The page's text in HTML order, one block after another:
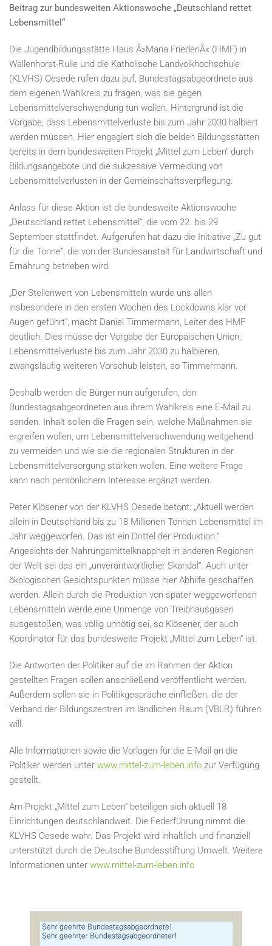
Beitrag zur bundesweiten Aktionswoche „Deutschland rettet
Lebensmittel“
Die Jugendbildungsstätte Haus Â»Maria FriedenÂ« (HMF) in
Wallenhorst-Rulle und die Katholische Landvolkhochschule
(KLVHS) Oesede rufen dazu auf, Bundestagsabgeordnete aus
dem eigenen Wahlkreis zu fragen, was sie gegen
Lebensmittelverschwendung tun wollen. Hintergrund ist die
Vorgabe, dass Lebensmittelverluste bis zum Jahr 2030 halbiert
werden müssen. Hier engagiert sich die beiden Bildungsstätten
bereits in dem bundesweiten Projekt „Mittel zum Leben“ durch
Bildungsangebote und die sukzessive Vermeidung von
Lebensmittelverlusten in der Gemeinschaftsverpflegung.
Anlass für diese Aktion ist die bundesweite Aktionswoche
„Deutschland rettet Lebensmittel“, die vom 22. bis 29
September stattfindet. Aufgerufen hat dazu die Initiative „Zu gut
für die Tonne“, die von der Bundesanstalt für Landwirtschaft und
Ernährung betrieben wird.
„Der Stellenwert von Lebensmitteln wurde uns allen
insbesondere in den ersten Wochen des Lockdowns klar vor
Augen geführt“, macht Daniel Timmermann, Leiter des HMF
deutlich. Dies müsse der Vorgabe der Europäischen Union,
Lebensmittelverluste bis zum Jahr 2030 zu halbieren,
zwangsläufig weiteren Vorschub leisten, so Timmermann.
Deshalb werden die Bürger nun aufgerufen, den
Bundestagsabgeordneten aus ihrem Wahlkreis eine E-Mail zu
senden. Inhalt sollen die Fragen sein, welche Maßnahmen sie
ergreifen wollen, um Lebensmittelverschwendung weitgehend
zu vermeiden und wie sie die regionalen Strukturen in der
Lebensmittelversorgung stärken wollen. Eine weitere Frage
kann nach persönlichem Interesse ergänzt werden.
Peter Klösener von der KLVHS Oesede betont: „Aktuell werden
allein in Deutschland bis zu 18 Millionen Tonnen Lebensmittel im
Jahr weggeworfen. Das ist ein Drittel der Produktion.“
Angesichts der Nahrungsmittelknappheit in anderen Regionen
der Welt sei das ein „unverantwortlicher Skandal“. Auch unter
ökologischen Gesichtspunkten müsse hier Abhilfe geschaffen
werden. Allein durch die Produktion von später weggeworfenen
Lebensmitteln werde eine Unmenge von Treibhausgasen
ausgestoßen, was völlig unnötig sei, so Klösener, der auch
Koordinator für das bundesweite Projekt „Mittel zum Leben“ ist.
Die Antworten der Politiker auf die im Rahmen der Aktion
gestellten Fragen sollen anschließend veröffentlicht werden.
Außerdem sollen sie in Politikgespräche einfließen, die der
Verband der Bildungszentren im ländlichen Raum (VBLR) führen
will.
Alle Informationen sowie die Vorlagen für die E-Mail an die
Politiker werden unter www.mittel-zum-leben.info zur Verfügung
gestellt.
Am Projekt „Mittel zum Leben“ beteiligen sich aktuell 18
Einrichtungen deutschlandweit. Die Federführung nimmt die
KLVHS Oesede wahr. Das Projekt wird inhaltlich und finanziell
unterstützt durch die Deutsche Bundesstiftung Umwelt. Weitere
Informationen unter www.mittel-zum-leben.info